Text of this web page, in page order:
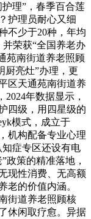
理”，春季百合莲
护理员耐心又细
不少于20种，年均
荣获“全国养老办
苑南街道养老照顾
厨亮灶”办理，更
区天通苑南街道养
年数据显示，
四级，用四星级的
模式，成立于
机构配备专业心理
知症专区还设有电
政策的精准落地，
现性消费、无高额
老的价值内涵。
街道养老照顾核
休闲取疗愈。异据